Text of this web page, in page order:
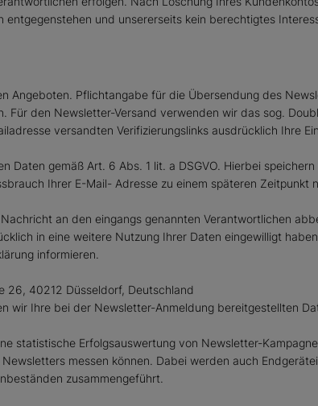
und unsererseits kein berechtigtes
Angeboten. Pflichtangabe für die Übersendung des
den Newsletter-Versand verwenden wir das sog.
versandten Verifizierungslinks ausdrücklich Ihre
Daten gemäß Art. 6 Abs. 1 lit. a DSGVO. Hierbei
Ihrer E-Mail- Adresse zu einem späteren Zeitpunkt
an den eingangs genannten Verantwortlichen
in eine weitere Nutzung Ihrer Daten eingewilligt
informieren.
26, 40212 Düsseldorf, Deutschland
Ihre bei der Newsletter-Anmeldung bereitgestellten
statistische Erfolgsauswertung von Newsletter-
messen können. Dabei werden auch
zusammengeführt.